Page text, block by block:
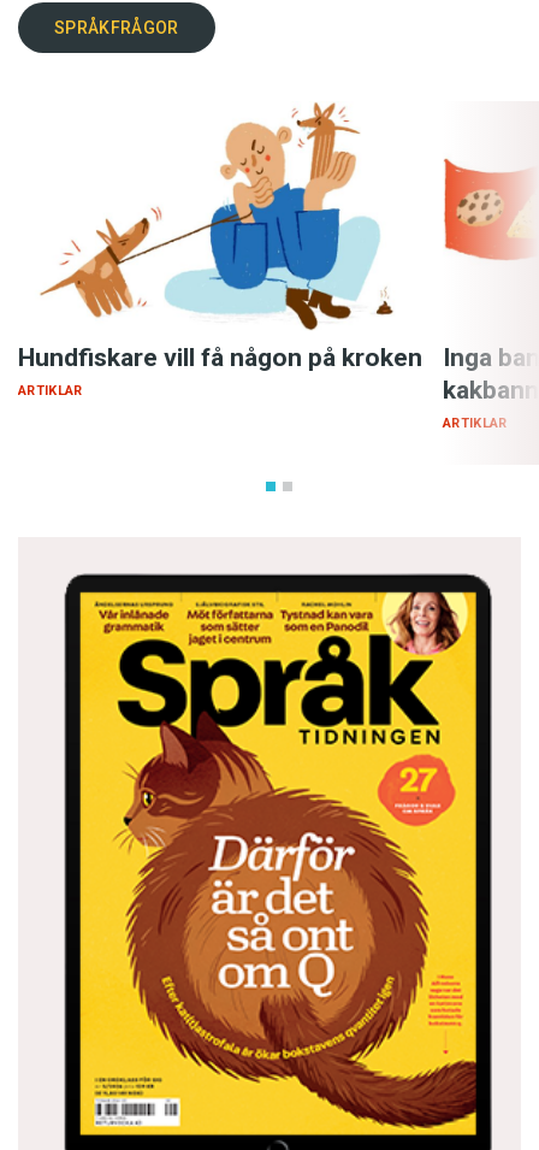
SPRÅKFRÅGOR
Hundfiskare vill få någon på kroken
ARTIKLAR
Inga
ARTIKLAR